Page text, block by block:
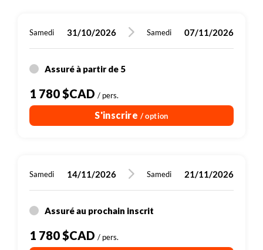
chez l'habitant
Petit-déjeuner, Déjeuner, Diner
1210 m
Plus de détails
Samedi 31/10/2026 Samedi 07/11/2026
Assuré à partir de 5
1 780 $CAD / pers.
S'inscrire / option
Samedi 14/11/2026 Samedi 21/11/2026
Assuré au prochain inscrit
1 780 $CAD / pers.